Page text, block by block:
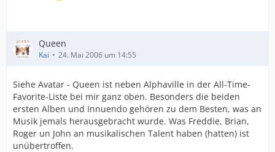
Queen
Kai 24. Mai 2006 um 14:55
Siehe Avatar - Queen ist neben Alphaville in der All-Time-
Favorite-Liste bei mir ganz oben. Besonders die beiden
ersten Alben und Innuendo gehören zu dem Besten, was an
Musik jemals herausgebracht wurde. Was Freddie, Brian,
Roger un John an musikalischen Talent haben (hatten) ist
unübertroffen.